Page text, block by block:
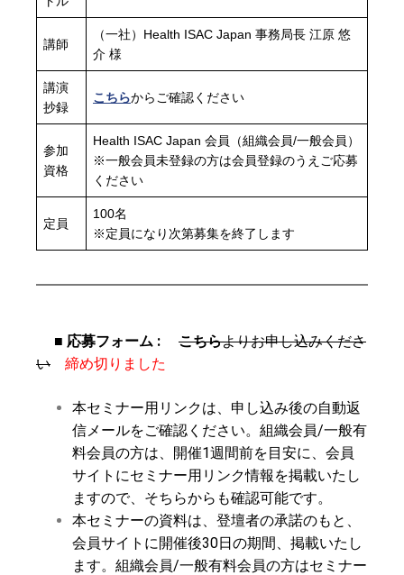
講師
（一社）Health ISAC Japan 事務局長 江原 悠
介 様
講演
抄録
こちらからご確認ください
参加
資格
Health ISAC Japan 会員（組織会員/一般会員）
※一般会員未登録の方は会員登録のうえご応募
ください
定員
100名
※定員になり次第募集を終了します
■ 応募フォーム : こちらよりお申し込みくださ
い
締め切りました
本セミナー用リンクは、申し込み後の自動返
信メールをご確認ください。組織会員/一般有
料会員の方は、開催1週間前を目安に、会員
サイトにセミナー用リンク情報を掲載いたし
ますので、そちらからも確認可能です。
本セミナーの資料は、登壇者の承諾のもと、
会員サイトに開催後30日の期間、掲載いたし
ます。組織会員/一般有料会員の方はセミナー